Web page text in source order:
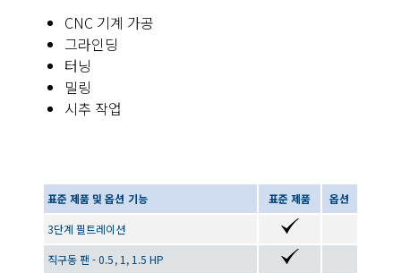
CNC 기계 가공
그라인딩
터닝
밀링
시추 작업
표준 제품 및 옵션 기능 표준 제품
옵션
3단계 필트레이션
직구동 팬 - 0.5, 1, 1.5 HP